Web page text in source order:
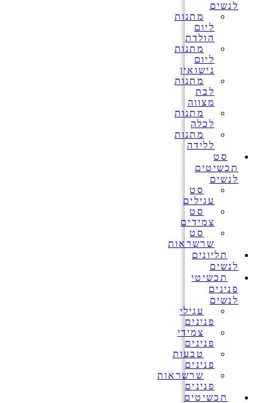
לנשים
מתנות
ליום
הולדת
מתנות
ליום
נישואין
מתנות
לבת
מצווה
מתנות
לכלה
מתנות
ללידה
סט
תכשיטים
לנשים
סט
עגילים
סט
צמידים
סט
שרשראות
תליונים
לנשים
תכשיטי
פנינים
לנשים
עגילי
פנינים
צמידי
פנינים
טבעות
פנינים
שרשראות
פנינים
תכשיטים